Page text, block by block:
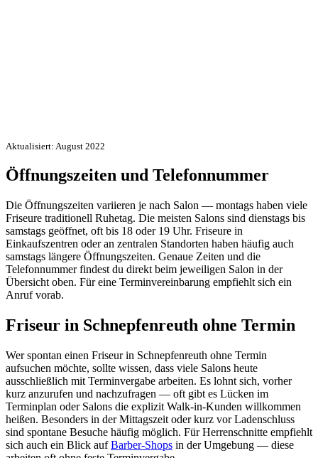
Aktualisiert: August 2022
Öffnungszeiten und Telefonnummer
Die Öffnungszeiten variieren je nach Salon — montags haben viele
Friseure traditionell Ruhetag. Die meisten Salons sind dienstags bis
samstags geöffnet, oft bis 18 oder 19 Uhr. Friseure in
Einkaufszentren oder an zentralen Standorten haben häufig auch
samstags längere Öffnungszeiten. Genaue Zeiten und die
Telefonnummer findest du direkt beim jeweiligen Salon in der
Übersicht oben. Für eine Terminvereinbarung empfiehlt sich ein
Anruf vorab.
Friseur in Schnepfenreuth ohne Termin
Wer spontan einen Friseur in Schnepfenreuth ohne Termin
aufsuchen möchte, sollte wissen, dass viele Salons heute
ausschließlich mit Terminvergabe arbeiten. Es lohnt sich, vorher
kurz anzurufen und nachzufragen — oft gibt es Lücken im
Terminplan oder Salons die explizit Walk-in-Kunden willkommen
heißen. Besonders in der Mittagszeit oder kurz vor Ladenschluss
sind spontane Besuche häufig möglich. Für Herrenschnitte empfiehlt
sich auch ein Blick aufBarber-Shops in der Umgebung — diese